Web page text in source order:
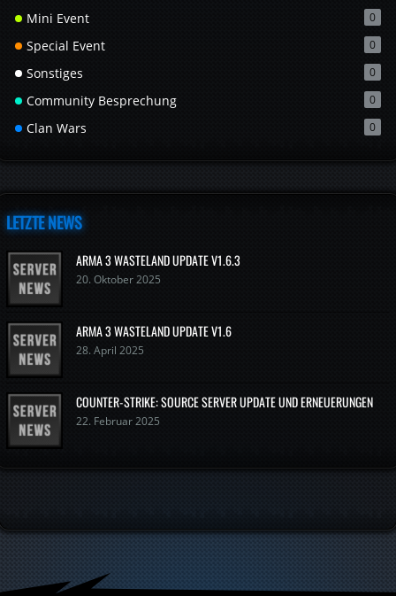
Mini Event 0
Special Event 0
Sonstiges 0
Community Besprechung 0
Clan Wars 0
LETZTE NEWS
ARMA 3 WASTELAND UPDATE V1.6.3
20. Oktober 2025
ARMA 3 WASTELAND UPDATE V1.6
28. April 2025
COUNTER-STRIKE: SOURCE SERVER UPDATE UND ERNEUERUNGEN
22. Februar 2025